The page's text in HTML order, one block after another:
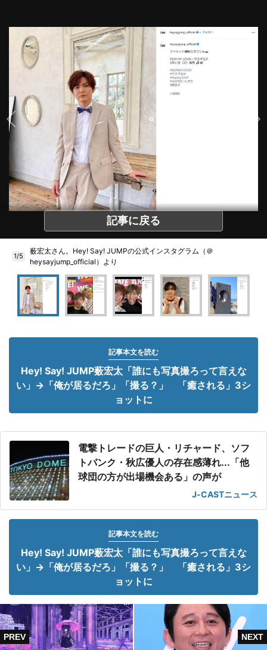
記事に戻る
1/5
薮宏太さん。Hey! Say! JUMPの公式インスタグラム（＠
heysayjump_official）より
記事本文を読む
Hey! Say! JUMP薮宏太「誰にも写真撮ろって言えな
い」→「俺が居るだろ」「撮る？」 「癒される」3シ
ョットに
電撃トレードの巨人・リチャード、ソフ
トバンク・秋広優人の存在感薄れ...「他
球団の方が出場機会ある」の声が
J-CASTニュース
記事本文を読む
Hey! Say! JUMP薮宏太「誰にも写真撮ろって言えな
い」→「俺が居るだろ」「撮る？」 「癒される」3シ
ョットに